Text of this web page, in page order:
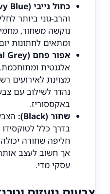
כחול נייבי (Navy Blue):
והרב-גוני ביותר
נוקשה משחור,
ומתאים לחתונות
אפור פחם (Charcoal Grey):
אלגנטית
מצוינת לאירועים
נהדר לשילוב עם
באקססוריז.
שחור (Black):
בדרך כלל לטוקסידו
חליפה שחורה
אך חשוב לעצב
עסקי מדי.